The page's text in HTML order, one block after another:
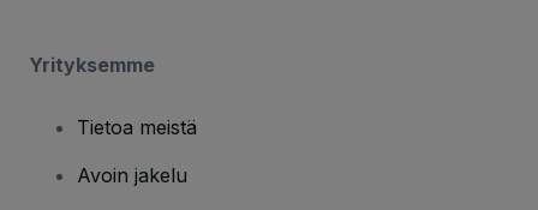
Yrityksemme
Tietoa meistä
Avoin jakelu